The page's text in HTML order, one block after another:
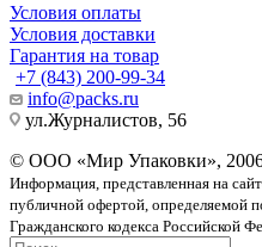
Условия оплаты
Условия доставки
Гарантия на товар
+7 (843) 200-99-34
info@packs.ru
ул.Журналистов, 56
© ООО «Мир Упаковки»,
Информация, представленная на
публичной офертой, определяемой
Гражданского кодекса Российской